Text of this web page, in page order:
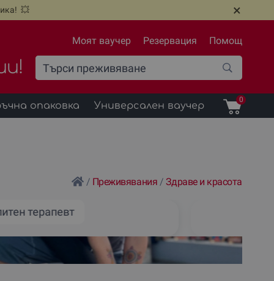
💥 ×
Моят ваучер Резервация Помощ
опаковка Универсален ваучер
0
/ Преживявания / Здраве и красота
терапевт